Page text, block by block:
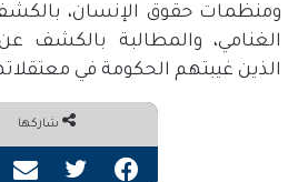
ومنظمات حقوق الإنسان،
الغنامي، والمطالبة بالكشف
الذين غيبتهم الحكومة في
شاركها
فيسبوك تويتر